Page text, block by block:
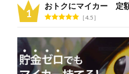
おトクにマイカー 定
4.5